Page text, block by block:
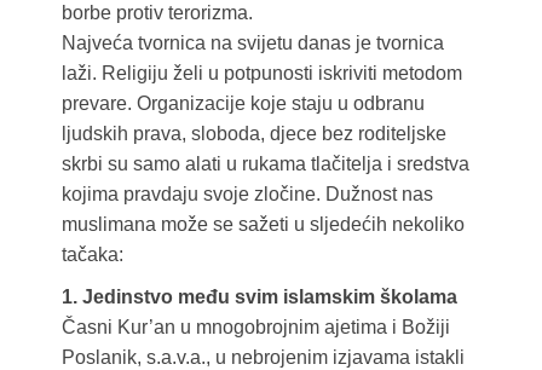
borbe protiv terorizma.
Najveća tvornica na svijetu danas je tvornica
laži. Religiju želi u potpunosti iskriviti metodom
prevare. Organizacije koje staju u odbranu
ljudskih prava, sloboda, djece bez roditeljske
skrbi su samo alati u rukama tlačitelja i sredstva
kojima pravdaju svoje zločine. Dužnost nas
muslimana može se sažeti u sljedećih nekoliko
tačaka:
1. Jedinstvo među svim islamskim školama
Časni Kur’an u mnogobrojnim ajetima i Božiji
Poslanik, s.a.v.a., u nebrojenim izjavama istakli